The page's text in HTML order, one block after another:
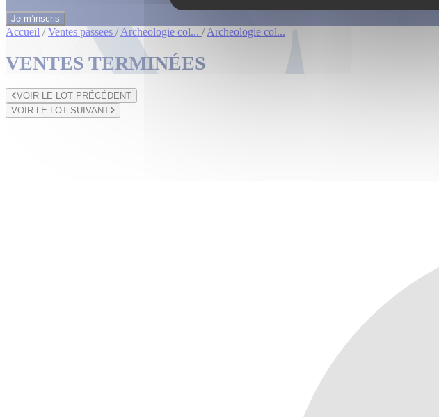
Accueil / Ventes passees / Archeologie col... / Archeologie col...
VENTES TERMINÉES
VOIR LE LOT PRÉCÉDENT
VOIR LE LOT SUIVANT